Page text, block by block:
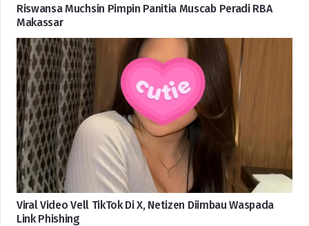
Riswansa Muchsin Pimpin Panitia Muscab Peradi RBA
Makassar
Viral Video Vell TikTok Di X, Netizen Diimbau Waspada
Link Phishing